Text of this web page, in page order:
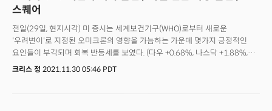
한편 바이든 행정부가 추진하던 2조달러 수준의 경기 부양책인 BBB(Build
안으로 상원 통과를 목표로 했던 바이든 행정부의 예상안은 조 만친
상원의원의 반대로 경제 정책 아젠다에 막대한 타격이 불가피하게 됐다.
스퀘어
전일(29일, 현지시각) 미 증시는 세계보건기구(WHO)로부터 새로운
'우려변이'로 지정된 오미크론의 영향을 가늠하는 가운데 몇가지 긍정적인
요인들이 부각되며 회복 반등세를 보였다. (다우 +0.68%, 나스닥 +1.88%,
S&P500 +1.32%, 러셀2000 -0.18%)바이든 대통령이 새로운 경제봉쇄를
크리스 정 2021.11.30 05:46 PDT